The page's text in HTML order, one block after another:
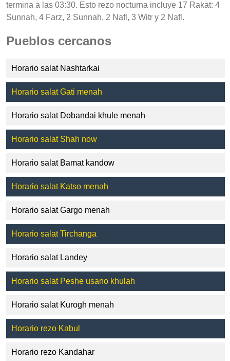
termina a las 03:30. Esto rezo nocturna incluye 17 Rakat: 4
Sunnah, 4 Farz, 2 Sunnah, 2 Nafl, 3 Witr y 2 Nafl.
Pueblos cercanos
Horario salat Nashtarkai
Horario salat Gati menah
Horario salat Dobandai khule menah
Horario salat Shah now
Horario salat Bamat kandow
Horario salat Katso menah
Horario salat Gargo menah
Horario salat Tirchanga
Horario salat Landey
Horario salat Peshe usano khulah
Horario salat Kurogh menah
Horario rezo Kabul
Horario rezo Kandahar